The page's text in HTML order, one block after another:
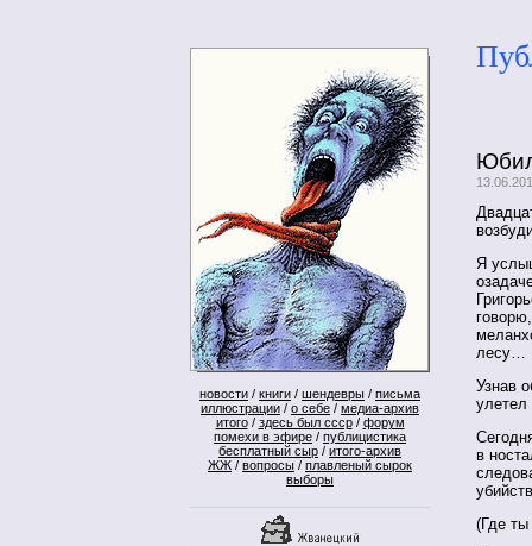
новости / книги / шендевры / письма
иллюстрации / о себе / медиа-архив
итого/ здесь был ссср/ форум
помехи в эфире / публицистика
бесплатный сыр / итого-архив
ЖЖ / вопросы / плавленый сырок
выборы
Я
лесу…
Узнав
в
(Где